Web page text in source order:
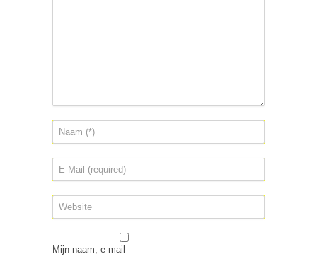
Mijn naam, e-mail